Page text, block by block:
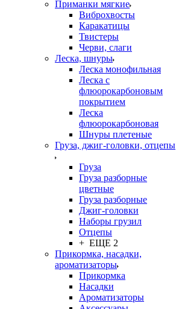
Приманки мягкие
Виброхвосты
Каракатицы
Твистеры
Черви, слаги
Леска, шнуры
Леска монофильная
Леска с
флюорокарбоновым
покрытием
Леска
флюорокарбоновая
Шнуры плетеные
Груза, джиг-головки, отцепы
Груза
Груза разборные
цветные
Груза разборные
Джиг-головки
Наборы грузил
Отцепы
+ ЕЩЕ 2
Прикормка, насадки,
ароматизаторы
Прикормка
Насадки
Ароматизаторы